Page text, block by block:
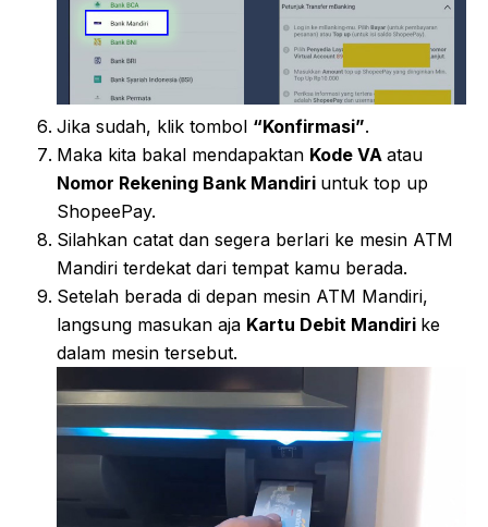
Jika sudah, klik tombol “Konfirmasi”.
Maka kita bakal mendapaktan Kode VA atau
Nomor Rekening Bank Mandiri untuk top up
ShopeePay.
Silahkan catat dan segera berlari ke mesin ATM
Mandiri terdekat dari tempat kamu berada.
Setelah berada di depan mesin ATM Mandiri,
langsung masukan aja Kartu Debit Mandiri ke
dalam mesin tersebut.